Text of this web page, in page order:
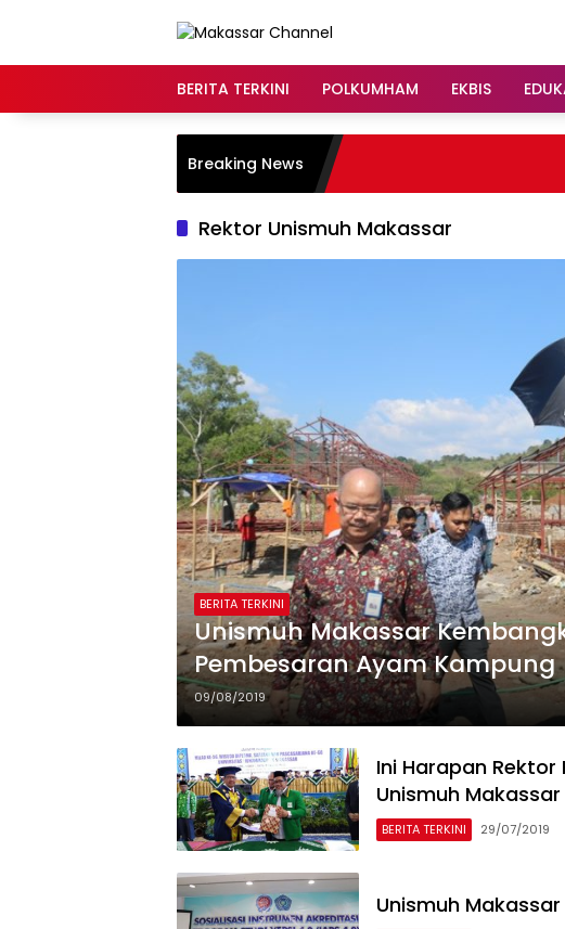
BERITA TERKINI POLKUMHAM EKBIS
Breaking News
Rektor Unismuh Makassar
BERITA TERKINI
Unismuh Makassar Kembangkan Pembibitan dan
Pembesaran Ayam Kampung
09/08/2019
Ini Harapan Rektor
Unismuh Makassar
BERITA TERKINI 29/07/2019
Unismuh